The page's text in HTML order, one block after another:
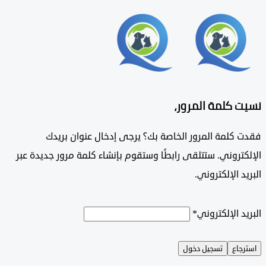
كلمة المرور،
كلمة المرور الخاصة بك؟ يرجى إدخال عنوان بريدك
ستتلقى رابطًا وستقوم بإنشاء كلمة مرور جديدة عبر
الإلكتروني.
الإلكتروني*
تسجيل دخول